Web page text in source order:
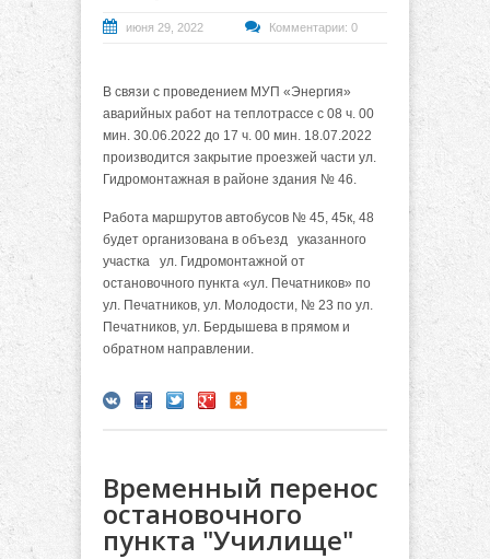
июня 29, 2022 Комментарии: 0
В связи с проведением МУП «Энергия»
аварийных работ на теплотрассе с 08 ч. 00
мин. 30.06.2022 до 17 ч. 00 мин. 18.07.2022
производится закрытие проезжей части ул.
Гидромонтажная в районе здания № 46.
Работа маршрутов автобусов № 45, 45к, 48
будет организована в объезд указанного
участка ул. Гидромонтажной от
остановочного пункта «ул. Печатников» по
ул. Печатников, ул. Молодости, № 23 по ул.
Печатников, ул. Бердышева в прямом и
обратном направлении.
Временный перенос
остановочного
пункта "Училище"